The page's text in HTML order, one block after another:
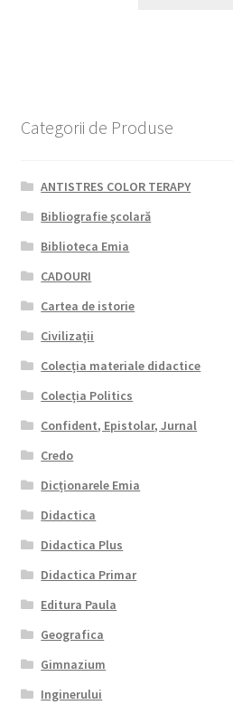
Categorii de Produse
ANTISTRES COLOR TERAPY
Bibliografie şcolară
Biblioteca Emia
CADOURI
Cartea de istorie
Civilizații
Colecția materiale didactice
Colecția Politics
Confident, Epistolar, Jurnal
Credo
Dicționarele Emia
Didactica
Didactica Plus
Didactica Primar
Editura Paula
Geografica
Gimnazium
Inginerului